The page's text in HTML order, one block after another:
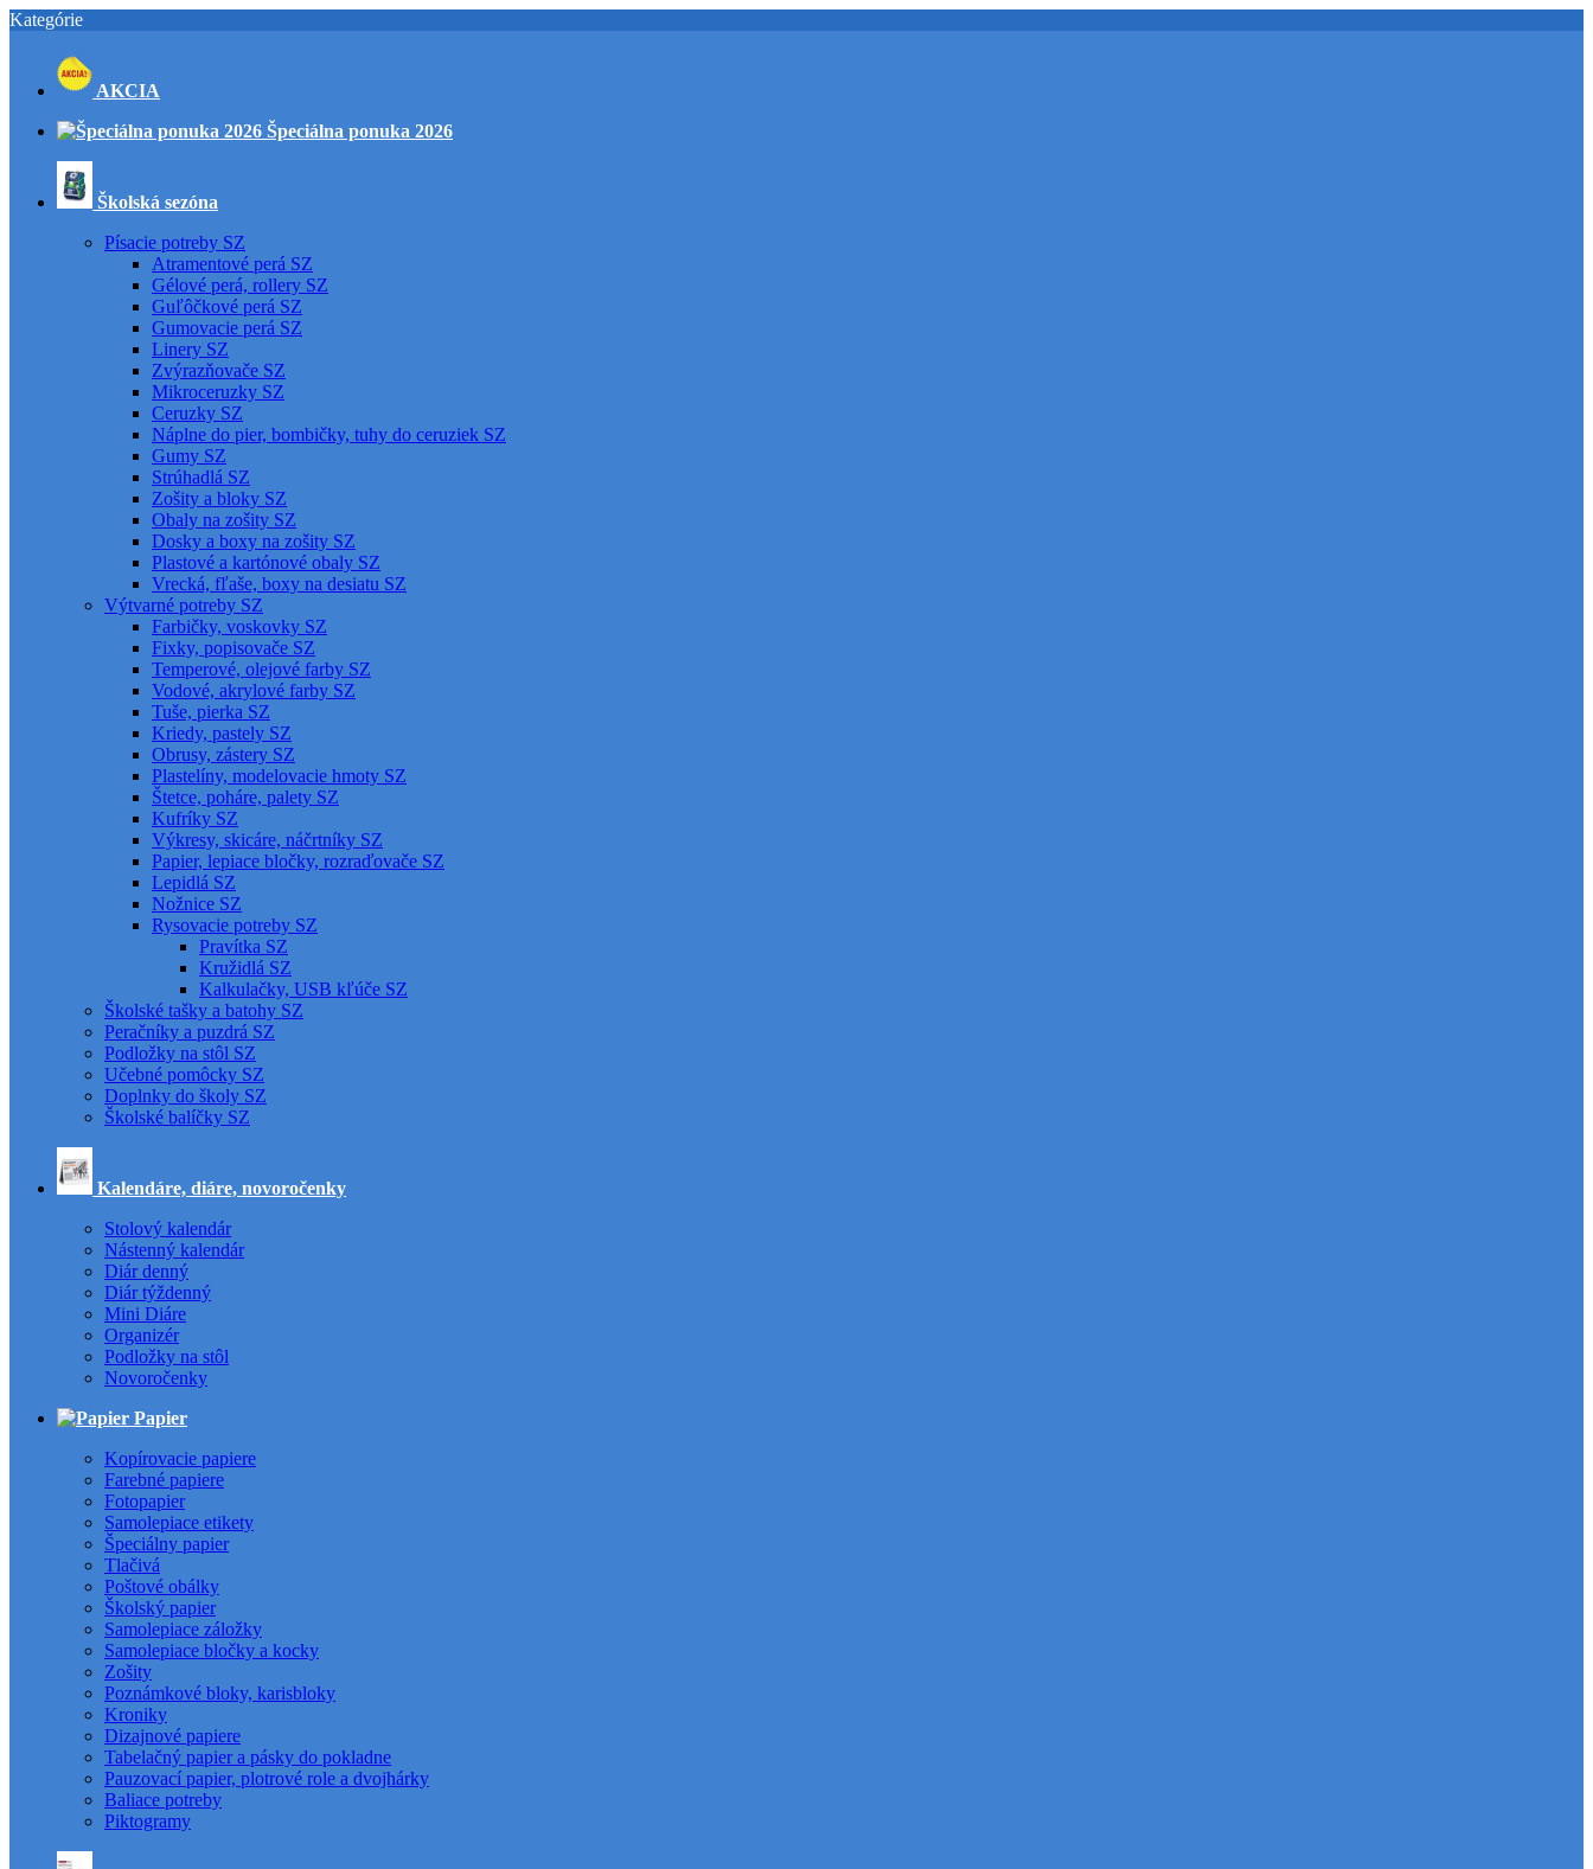
Kategórie
AKCIA
Špeciálna ponuka 2026
Školská sezóna
Písacie potreby SZ
Atramentové perá SZ
Gélové perá, rollery SZ
Guľôčkové perá SZ
Gumovacie perá SZ
Linery SZ
Zvýrazňovače SZ
Mikroceruzky SZ
Ceruzky SZ
Náplne do pier, bombičky, tuhy do ceruziek SZ
Gumy SZ
Strúhadlá SZ
Zošity a bloky SZ
Obaly na zošity SZ
Dosky a boxy na zošity SZ
Plastové a kartónové obaly SZ
Vrecká, fľaše, boxy na desiatu SZ
Výtvarné potreby SZ
Farbičky, voskovky SZ
Fixky, popisovače SZ
Temperové, olejové farby SZ
Vodové, akrylové farby SZ
Tuše, pierka SZ
Kriedy, pastely SZ
Obrusy, zástery SZ
Plastelíny, modelovacie hmoty SZ
Štetce, poháre, palety SZ
Kufríky SZ
Výkresy, skicáre, náčrtníky SZ
Papier, lepiace bločky, rozraďovače SZ
Lepidlá SZ
Nožnice SZ
Rysovacie potreby SZ
Pravítka SZ
Kružidlá SZ
Kalkulačky, USB kľúče SZ
Školské tašky a batohy SZ
Peračníky a puzdrá SZ
Podložky na stôl SZ
Učebné pomôcky SZ
Doplnky do školy SZ
Školské balíčky SZ
Kalendáre, diáre, novoročenky
Stolový kalendár
Nástenný kalendár
Diár denný
Diár týždenný
Mini Diáre
Organizér
Podložky na stôl
Novoročenky
Papier
Kopírovacie papiere
Farebné papiere
Fotopapier
Samolepiace etikety
Špeciálny papier
Tlačivá
Poštové obálky
Školský papier
Samolepiace záložky
Samolepiace bločky a kocky
Zošity
Poznámkové bloky, karisbloky
Kroniky
Dizajnové papiere
Tabelačný papier a pásky do pokladne
Pauzovací papier, plotrové role a dvojhárky
Baliace potreby
Piktogramy